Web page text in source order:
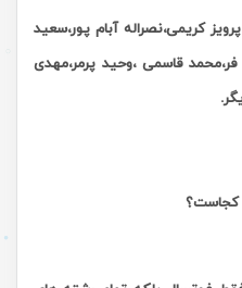
کریمی،نصراله آبام پور،سعید
قاسمی ،وحید پرمر،مهدی
کجاست؟